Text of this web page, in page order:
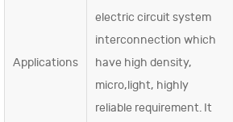
Applications
electric circuit system
interconnection which
have high density,
micro,light, highly
reliable requirement. It